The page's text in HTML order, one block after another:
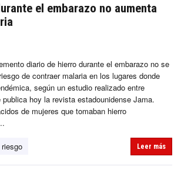
el embarazo no aumenta
diario de hierro durante el embarazo no se
de contraer malaria en los lugares donde
según un estudio realizado entre
publica hoy la revista estadounidense Jama.
de mujeres que tomaban hierro
riesgo Leer más